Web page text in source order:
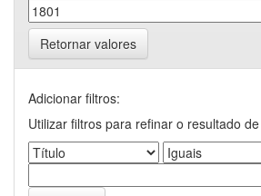
Retornar valores
Adicionar filtros:
Utilizar filtros para refinar o resultado